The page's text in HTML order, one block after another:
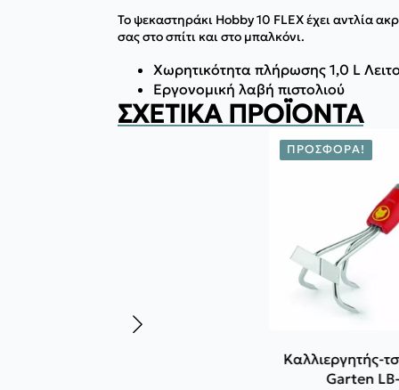
Το ψεκαστηράκι Hobby 10 FLEX έχει αντλία
σας στο σπίτι και στο μπαλκόνι.
Χωρητικότητα πλήρωσης 1,0 L
Εργονομική λαβή πιστολιού
ΣΧΕΤΙΚΆ ΠΡΟΪΌΝΤΑ
ΠΡΟΣΦΟΡΆ!
Καλλιεργητής-
Garten